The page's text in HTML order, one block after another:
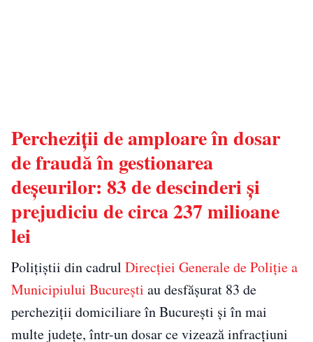
Percheziții de amploare în dosar
de fraudă în gestionarea
deșeurilor: 83 de descinderi și
prejudiciu de circa 237 milioane
lei
Polițiștii din cadrul Direcției Generale de Poliție a
Municipiului București au desfășurat 83 de
percheziții domiciliare în București și în mai
multe județe, într-un dosar ce vizează infracțiuni